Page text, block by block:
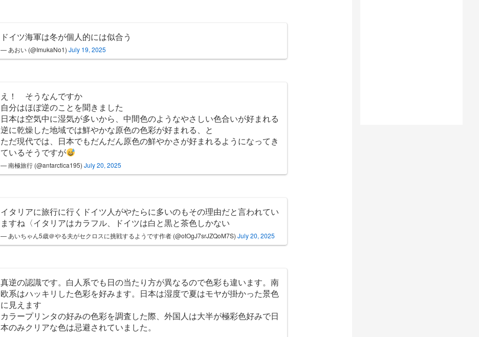
ドイツ海軍は冬が個人的には似合う
— あおい (@ImukaNo1) July 19, 2025
え！ そうなんですか
自分はほぼ逆のことを聞きました
日本は空気中に湿気が多いから、中間色のようなやさしい色合いが好まれる
逆に乾燥した地域では鮮やかな原色の色彩が好まれる、と
ただ現代では、日本でもだんだん原色の鮮やかさが好まれるようになってき
ているそうですが
— 南極旅行 (@antarctica195) July 20, 2025
イタリアに旅行に行くドイツ人がやたらに多いのもその理由だと言われてい
ますね〈イタリアはカラフル、ドイツは白と黒と茶色しかない
— あいちゃん5歳＠やる夫がセクロスに挑戦するようです作者 (@otOgJ7srJZQoM7S) July 20, 2025
真逆の認識です。白人系でも日の当たり方が異なるので色彩も違います。南
欧系はハッキリした色彩を好みます。日本は湿度で夏はモヤが掛かった景色
に見えます
カラープリンタの好みの色彩を調査した際、外国人は大半が極彩色好みで日
本のみクリアな色は忌避されていました。